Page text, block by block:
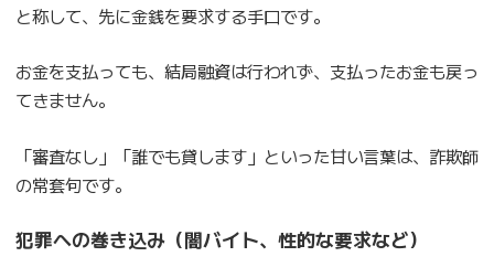
と称して、先に金銭を要求する手口です。
お金を支払っても、結局融資は行われず、支払ったお金も戻っ
てきません。
「審査なし」「誰でも貸します」といった甘い言葉は、詐欺師
の常套句です。
犯罪への巻き込み（闇バイト、性的な要求など）